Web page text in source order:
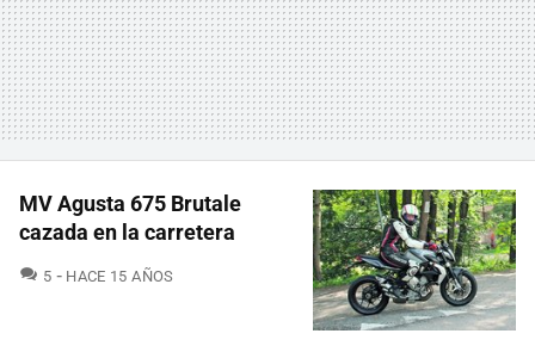
MV Agusta 675 Brutale
cazada en la carretera
5 COMENTARIOS
HACE 15 AÑOS